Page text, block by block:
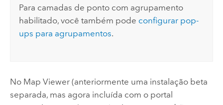
Para camadas de ponto com agrupamento
habilitado, você também pode configurar pop-
ups para agrupamentos.
No Map Viewer(anteriormente uma instalação beta
separada, mas agora incluída com o portal